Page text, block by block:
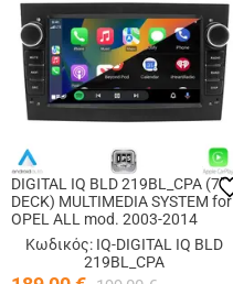
DIGITAL IQ BLD 219BL_CPA (7"
DECK) MULTIMEDIA SYSTEM for
OPEL ALL mod. 2003-2014
(GLOSS BLACK)
Κωδικός: IQ-DIGITAL IQ BLD
219BL_CPA